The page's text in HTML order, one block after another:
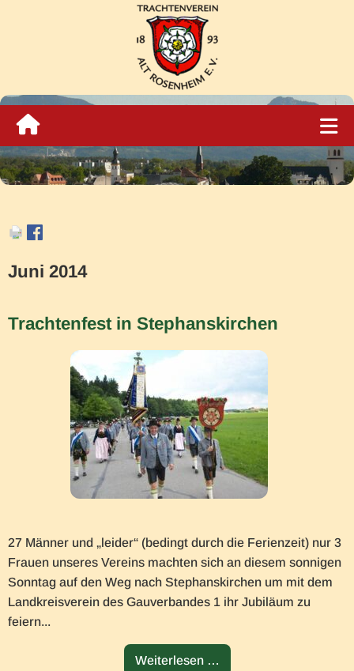
Juni 2014
Trachtenfest in Stephanskirchen
27 Männer und „leider“ (bedingt durch die Ferienzeit) nur 3
Frauen unseres Vereins machten sich an diesem sonnigen
Sonntag auf den Weg nach Stephanskirchen um mit dem
Landkreisverein des Gauverbandes 1 ihr Jubiläum zu
feiern...
Weiterlesen …